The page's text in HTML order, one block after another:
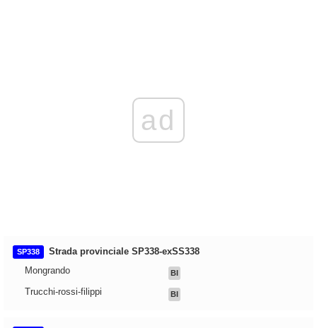
ad
SP338
Strada provinciale SP338-exSS338
Mongrando
BI
Trucchi-rossi-filippi BI